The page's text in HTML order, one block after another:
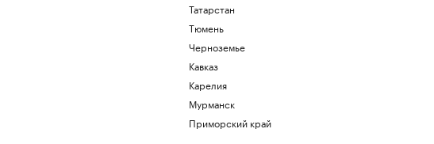
Татарстан
Тюмень
Черноземье
Кавказ
Карелия
Мурманск
Приморский край